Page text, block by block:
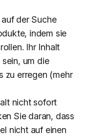
der Suche
indem sie
Ihr Inhalt
um die
zu erregen (mehr
nicht sofort
Sie daran, dass
nicht auf einen